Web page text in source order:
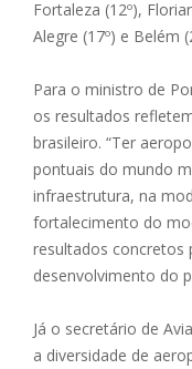
Fortaleza (12º),
Alegre (17º) e Belém
Para o ministro de
os resultados
brasileiro. “Ter
pontuais do mundo
infraestrutura, na
fortalecimento do
resultados concretos
desenvolvimento do
Já o secretário de
a diversidade de